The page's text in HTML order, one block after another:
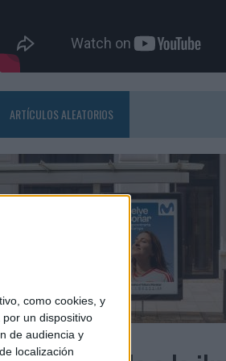
como cookies, y
un dispositivo
de audiencia y
localización
ARTÍCULOS ALEATORIOS
08/2026